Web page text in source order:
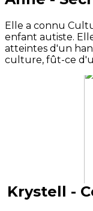
Elle a connu
enfant autiste.
atteintes d'un
culture, fût-ce
Krystell -